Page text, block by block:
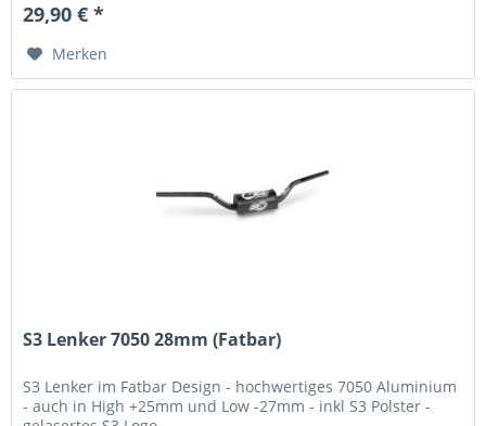
29,90 € *
Merken
S3 Lenker 7050 28mm (Fatbar)
S3 Lenker im Fatbar Design - hochwertiges 7050 Aluminium
- auch in High +25mm und Low -27mm - inkl S3 Polster -